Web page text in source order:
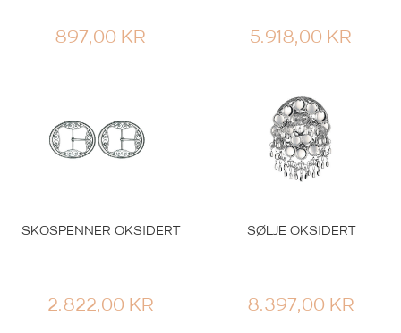
897,00 KR 5.918,00 KR
SKOSPENNER OKSIDERT
2.822,00 KR
SØLJE OKSIDERT
8.397,00 KR